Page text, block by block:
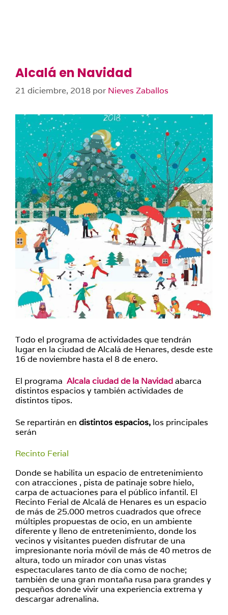
Alcalá en Navidad
21 diciembre, 2018 por Nieves Zaballos
Todo el programa de actividades que tendrán
lugar en la ciudad de Alcalá de Henares, desde este
16 de noviembre hasta el 8 de enero.
El programa Alcala ciudad de la Navidadabarca
distintos espacios y también actividades de
distintos tipos.
Se repartirán en distintos espacios, los principales
serán
Recinto Ferial
Donde se habilita un espacio de entretenimiento
con atracciones , pista de patinaje sobre hielo,
carpa de actuaciones para el público infantil. El
Recinto Ferial de Alcalá de Henares es un espacio
de más de 25.000 metros cuadrados que ofrece
múltiples propuestas de ocio, en un ambiente
diferente y lleno de entretenimiento, donde los
vecinos y visitantes pueden disfrutar de una
impresionante noria móvil de más de 40 metros de
altura, todo un mirador con unas vistas
espectaculares tanto de día como de noche;
también de una gran montaña rusa para grandes y
pequeños donde vivir una experiencia extrema y
descargar adrenalina.